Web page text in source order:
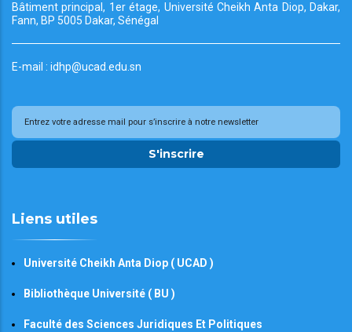
Bâtiment principal, 1er étage, Université CheikhAnta Diop, Dakar,
Fann, BP 5005 Dakar, Sénégal
E-mail : idhp@ucad.edu.sn
S'inscrire
Liens utiles
Université Cheikh Anta Diop ( UCAD )
Bibliothèque Université ( BU )
Faculté des Sciences Juridiques Et Politiques